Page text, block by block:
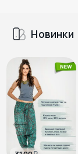
Новинки